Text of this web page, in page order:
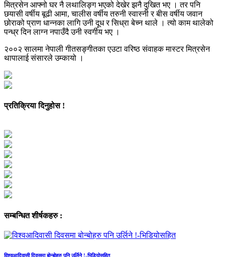
मित्रसेन आफ्नो घर नै लथालिङ्ग भएको देखेर झनै दुखित भए । तर पनि
छयासी वर्षीय बूढी आमा, चालीस वर्षीय तरुनी स्वास्नी र बीस वर्षीय जवान
छोराको प्राण धान्नका लागि उनी दूध र सिध्रा बेच्न थाले । त्यो काम थालेको
पन्ध्र दिन लाग्न नपाउँदै उनी स्वर्गीय भए ।
२००२ सालमा नेपाली गीतसङ्गीतका एउटा वरिष्ठ संवाहक मास्टर मित्रसेन
थापालाई संसारले उम्कायो ।
प्रतिक्रिया दिनुहोस !
सम्बन्धित शीर्षकहरु :
विश्वआदिवासी दिवसमा बोन्बोहरु पनि उर्लिने !-भिडियोसहित